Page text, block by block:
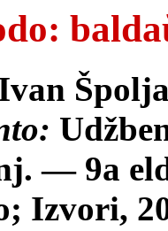
— 9a
Izvori,